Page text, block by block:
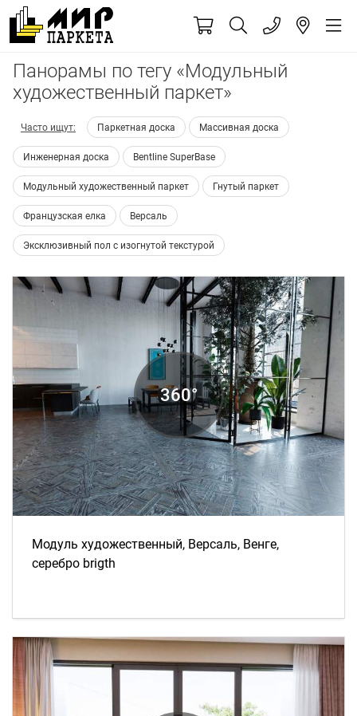
Панорамы по тегу «Модульный
художественный паркет»
Часто ищут: Паркетная доска Массивная доска
Инженерная доска Bentline SuperBase
Модульный художественный паркет Гнутый паркет
Французская елка Версаль
Эксклюзивный пол с изогнутой текстурой
Модуль художественный, Версаль, Венге,
серебро brigth